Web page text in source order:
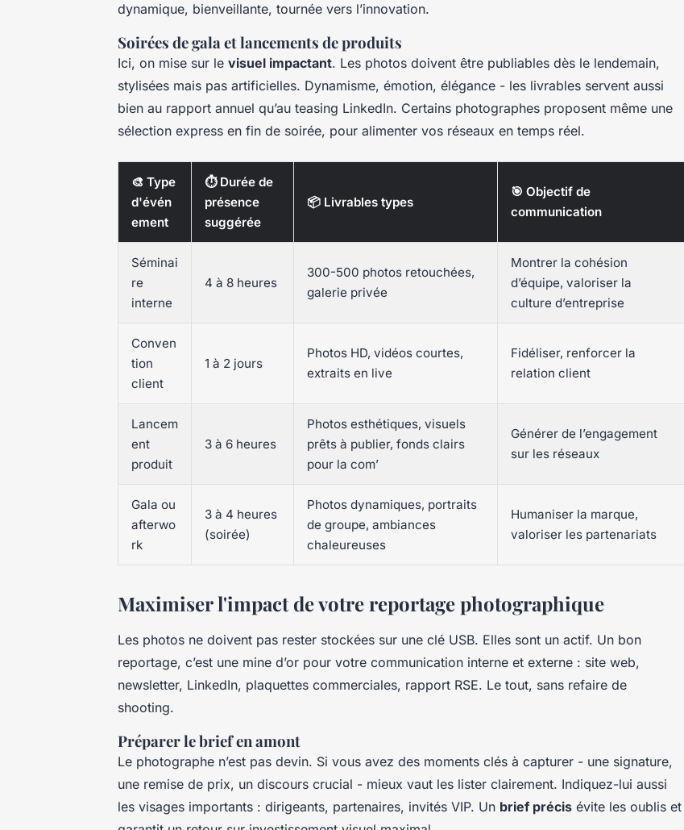
dynamique, bienveillante, tournée vers l’innovation.
Soirées de gala et lancements de produits
Ici, on mise sur le visuel impactant. Les photos doivent être publiables dès le lendemain,
stylisées mais pas artificielles. Dynamisme, émotion, élégance - les livrables servent aussi
bien au rapport annuel qu’au teasing LinkedIn. Certains photographes proposent même une
sélection express en fin de soirée, pour alimenter vos réseaux en temps réel.
🎨 Type
d'évén
ement
⏱️ Durée de
présence
suggérée
📦 Livrables types
🎯 Objectif de
communication
Séminai
re
interne
4 à 8 heures
300-500 photos retouchées,
galerie privée
Montrer la cohésion
d’équipe, valoriser la
culture d’entreprise
Conven
tion
client
1 à 2 jours
Photos HD, vidéos courtes,
extraits en live
Fidéliser, renforcer la
relation client
Lancem
ent
produit
3 à 6 heures
Photos esthétiques, visuels
prêts à publier, fonds clairs
pour la com’
Générer de l’engagement
sur les réseaux
Gala ou
afterwo
rk
3 à 4 heures
(soirée)
Photos dynamiques, portraits
de groupe, ambiances
chaleureuses
Humaniser la marque,
valoriser les partenariats
Maximiser l'impact de votre reportage photographique
Les photos ne doivent pas rester stockées sur une clé USB. Elles sont un actif. Un bon
reportage, c’est une mine d’or pour votre communication interne et externe : site web,
newsletter, LinkedIn, plaquettes commerciales, rapport RSE. Le tout, sans refaire de
shooting.
Préparer le brief en amont
Le photographe n’est pas devin. Si vous avez des moments clés à capturer - une signature,
une remise de prix, un discours crucial - mieux vaut les lister clairement. Indiquez-lui aussi
les visages importants : dirigeants, partenaires, invités VIP. Un brief précis évite les oublis et